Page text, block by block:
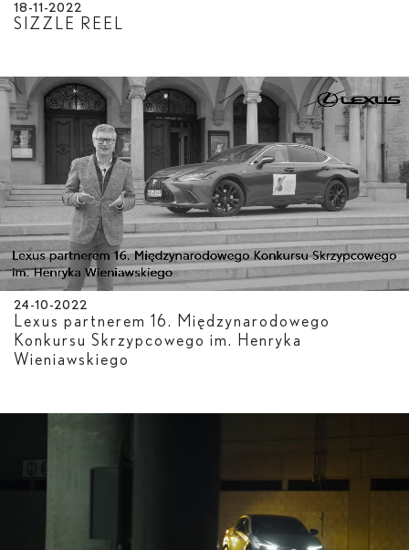
18-11-2022
SIZZLE REEL
24-10-2022
Lexus partnerem 16. Międzynarodowego
Konkursu Skrzypcowego im. Henryka
Wieniawskiego